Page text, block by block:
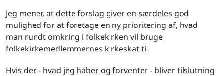
Jeg mener, at dette forslag giver en særdeles god
mulighed for at foretage en ny prioritering af, hvad
man rundt omkring i folkekirken vil bruge
folkekirkemedlemmernes kirkeskat til.
Hvis der - hvad jeg håber og forventer - bliver tilslutning